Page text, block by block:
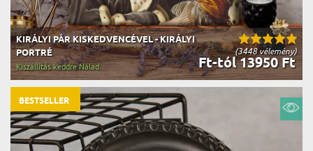
(3448 vélemény)
KIRÁLYI PÁR KISKEDVENCÉVEL - KIRÁLYI
PORTRÉ
Ft-tól 13950 Ft
Kiszállítás keddre Nálad
BESTSELLER